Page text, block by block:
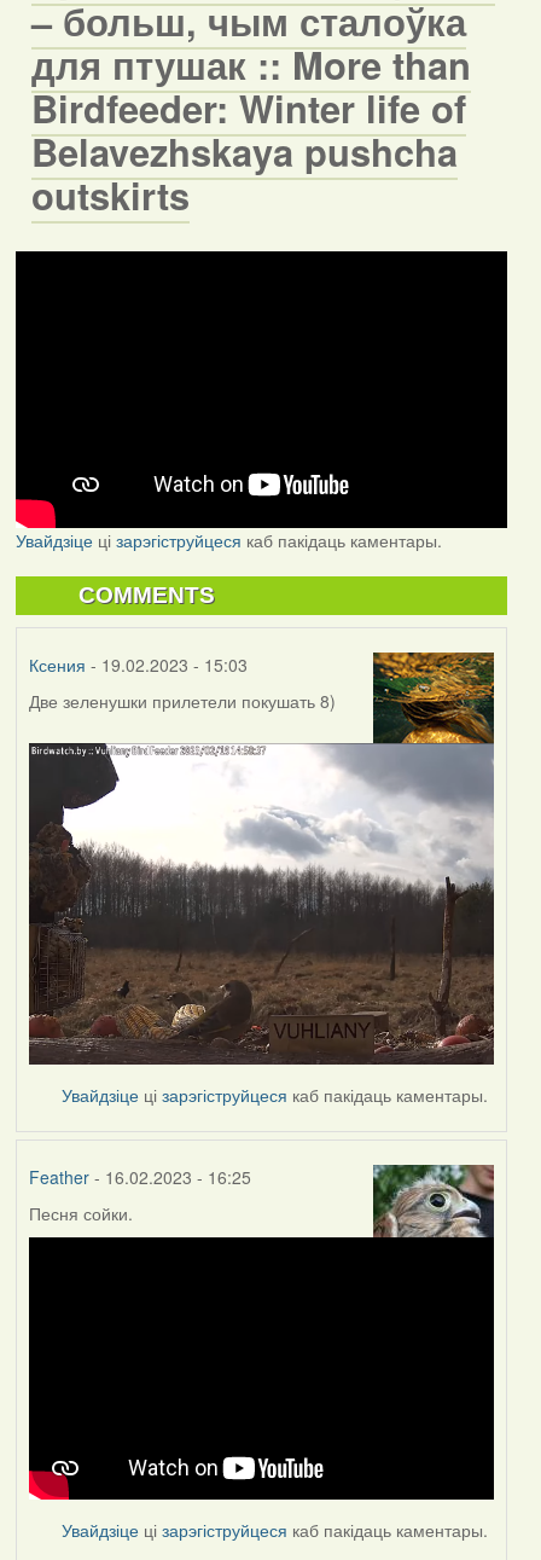
– больш, чым сталоўка
для птушак :: More than
Birdfeeder: Winter life of
Belavezhskaya pushcha
outskirts
Увайдзіцеці зарэгіструйцеся каб пакідаць каментары.
COMMENTS
Ксения - 19.02.2023 - 15:03
Две зеленушки прилетели покушать 8)
Увайдзіце цізарэгіструйцеся каб пакідаць каментары.
Feather- 16.02.2023 - 16:25
Песня сойки.
Увайдзіце цізарэгіструйцеся каб пакідаць каментары.